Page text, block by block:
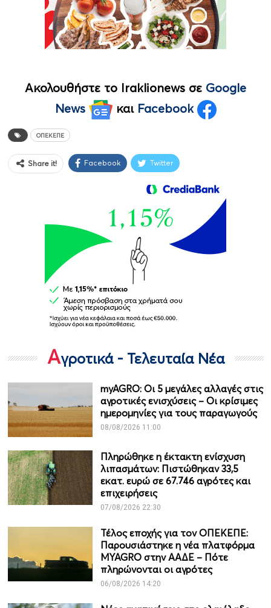
Ακολουθήστε το Iraklionews σε Google
News
και Facebook
ΟΠΕΚΕΠΕ
Share it! Facebook Twitter
Αγροτικά - Τελευταία Νέα
myAGRO: Οι 5 μεγάλες αλλαγές στις
αγροτικές ενισχύσεις – Οι κρίσιμες
ημερομηνίες για τους παραγωγούς
08/08/2026 11:00
Πληρώθηκε η έκτακτη ενίσχυση
λιπασμάτων: Πιστώθηκαν 33,5
εκατ. ευρώ σε 67.746 αγρότες και
επιχειρήσεις
07/08/2026 22:30
Τέλος εποχής για τον ΟΠΕΚΕΠΕ:
Παρουσιάστηκε η νέα πλατφόρμα
MYAGRO στην ΑΑΔΕ – Πότε
πληρώνονται οι αγρότες
06/08/2026 14:20